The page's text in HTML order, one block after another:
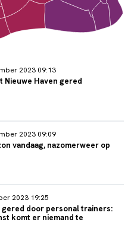
2023 09:13
Nieuwe Haven gered
2023 09:09
vandaag, nazomerweer op
2023 19:25
gered door personal trainers:
komt er niemand te